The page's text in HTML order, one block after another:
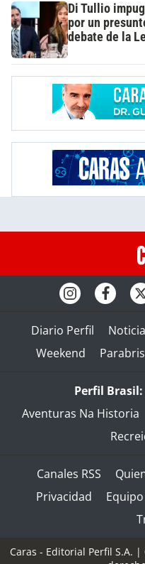
Di Tullio
por un
debate de la
Diario Perfil
Weekend
Perfil Brasil:
Aventuras Na Historia
Canales RSS
Privacidad
Equipo
Caras - Editorial Perfil S.A. |